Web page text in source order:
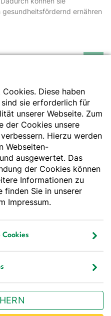
ernähren
für
e. V.
Diese haben
sind sie erforderlich für
unserer Webseite. Zum
der Cookies unsere
Hierzu werden
Webseiten-
ausgewertet. Das
der Cookies können
Informationen zu
finden Sie in unserer
Impressum.